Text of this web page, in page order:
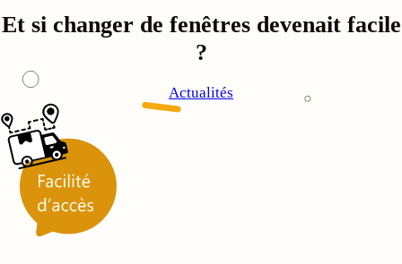
Et si changer de fenêtres devenait facile
?
Actualités